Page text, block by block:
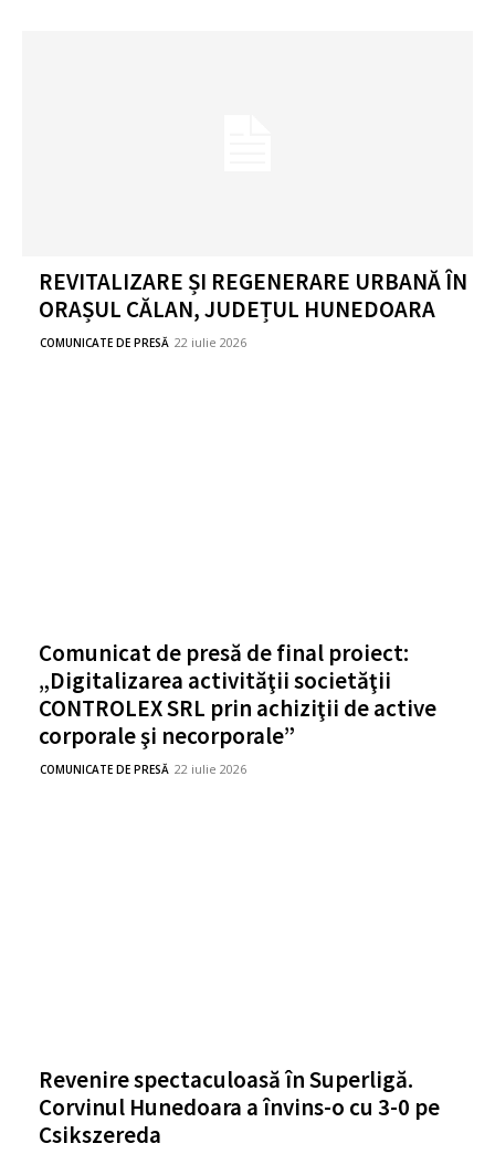
REVITALIZARE ȘI REGENERARE URBANĂ ÎN
ORAȘUL CĂLAN, JUDEȚUL HUNEDOARA
COMUNICATE DE PRESĂ 22 iulie 2026
Comunicat de presă de final proiect:
„Digitalizarea activităţii societăţii
CONTROLEX SRL prin achiziţii de active
corporale şi necorporale”
COMUNICATE DE PRESĂ 22 iulie 2026
Revenire spectaculoasă în Superligă.
Corvinul Hunedoara a învins-o cu 3-0 pe
Csikszereda